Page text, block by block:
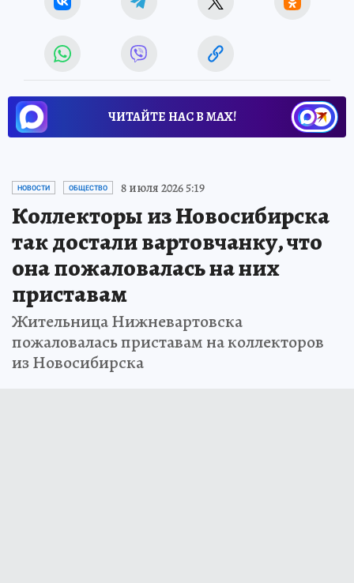
ЧИТАЙТЕ НАС В МАХ!
НОВОСТИ ОБЩЕСТВО 8 июля 2026 5:19
Коллекторы из Новосибирска
так достали вартовчанку, что
она пожаловалась на них
приставам
Жительница Нижневартовска
пожаловалась приставам на коллекторов
из Новосибирска